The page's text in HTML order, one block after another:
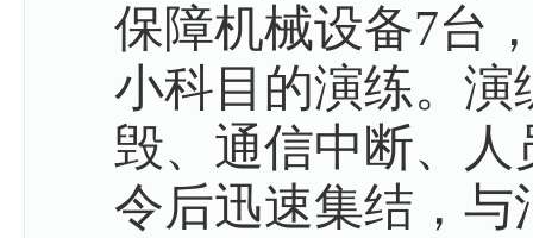
保障机械设备7台
小科目的演练。演
毁、通信中断、
令后迅速集结，